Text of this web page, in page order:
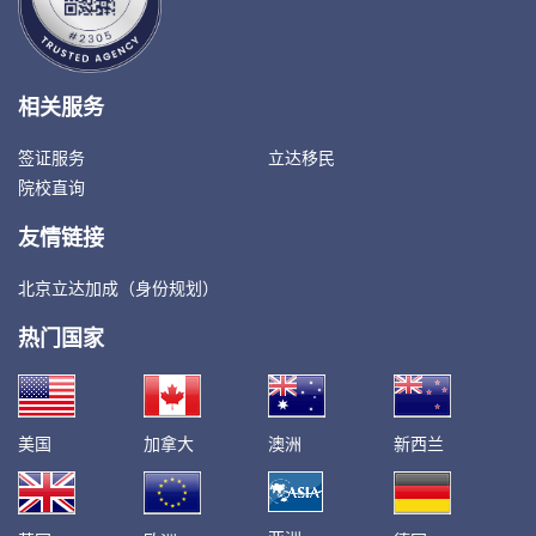
相关服务
签证服务
立达移民
院校直询
友情链接
北京立达加成（身份规划）
热门国家
美国 加拿大 澳洲 新西兰